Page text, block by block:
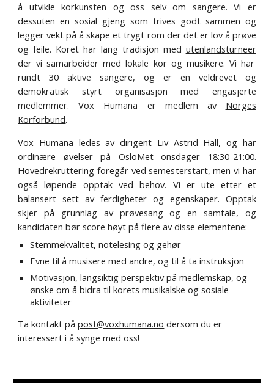
å utvikle korkunsten og oss selv om sangere. Vi er
dessuten en sosial gjeng som trives godt sammen og
legger vekt på å skape et trygt rom der det er lov å prøve
og feile. Koret har lang tradisjon med utenlandsturneer
der vi samarbeider med lokale kor og musikere. Vi har
rundt 30 aktive sangere, og er en veldrevet og
demokratisk styrt organisasjon med engasjerte
medlemmer. Vox Humana er medlem av Norges
Korforbund.
Vox Humana ledes av dirigent Liv Astrid Hall, og har
ordinære øvelser på OsloMet onsdager 18:30-21:00.
Hovedrekruttering foregår ved semesterstart, men vi har
også løpende opptak ved behov. Vi er ute etter et
balansert sett av ferdigheter og egenskaper. Opptak
skjer på grunnlag av prøvesang og en samtale, og
kandidaten bør score høyt på flere av disse elementene:
Stemmekvalitet, notelesing og gehør
Evne til å musisere med andre, og til å ta instruksjon
Motivasjon, langsiktig perspektiv på medlemskap, og
ønske om å bidra til korets musikalske og sosiale
aktiviteter
Ta kontakt påpost@voxhumana.no dersom du er
interessert i å synge med oss!